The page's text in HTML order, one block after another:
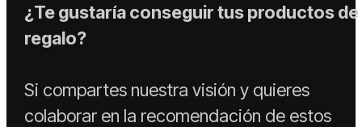
¿Te gustaría conseguir tus productos de
regalo?
Si compartes nuestra visión y quieres
colaborar en la recomendación de estos